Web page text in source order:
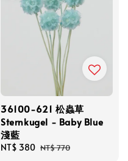
36100-621 松蟲草
Sternkugel - Baby Blue
淺藍
Sale
NT$ 380 Regular
NT$ 770